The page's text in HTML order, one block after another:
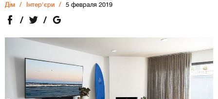
Дiм Інтер'єри 5 февраля 2019